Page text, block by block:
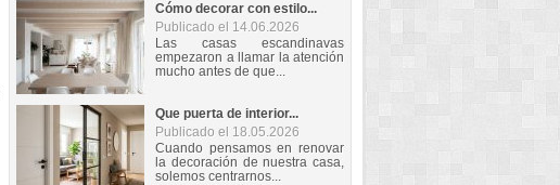
Cómo decorar con estilo...
Publicado el 14.06.2026
Las casas escandinavas
empezaron a llamar la atención
mucho antes de que...
Que puerta de interior...
Publicado el 18.05.2026
Cuando pensamos en renovar
la decoración de nuestra casa,
solemos centrarnos...